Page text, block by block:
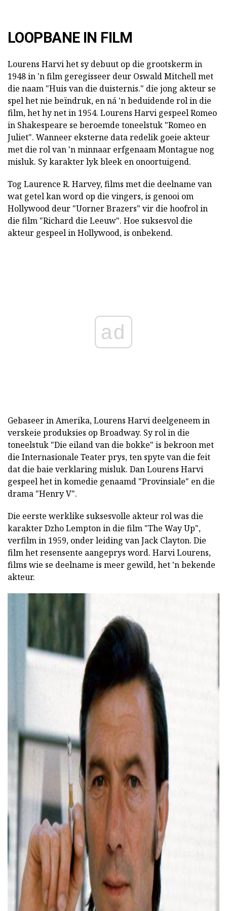
LOOPBANE IN FILM
Lourens Harvi het sy debuut op die grootskerm in
1948 in 'n film geregisseer deur Oswald Mitchell met
die naam "Huis van die duisternis." die jong akteur se
spel het nie beïndruk, en ná 'n beduidende rol in die
film, het hy net in 1954. Lourens Harvi gespeel Romeo
in Shakespeare se beroemde toneelstuk "Romeo en
Juliet". Wanneer eksterne data redelik goeie akteur
met die rol van 'n minnaar erfgenaam Montague nog
misluk. Sy karakter lyk bleek en onoortuigend.
Tog Laurence R. Harvey, films met die deelname van
wat getel kan word op die vingers, is genooi om
Hollywood deur "Uorner Brazers" vir die hoofrol in
die film "Richard die Leeuw". Hoe suksesvol die
akteur gespeel in Hollywood, is onbekend.
ad
Gebaseer in Amerika, Lourens Harvi deelgeneem in
verskeie produksies op Broadway. Sy rol in die
toneelstuk "Die eiland van die bokke" is bekroon met
die Internasionale Teater prys, ten spyte van die feit
dat die baie verklaring misluk. Dan Lourens Harvi
gespeel het in komedie genaamd "Provinsiale" en die
drama "Henry V".
Die eerste werklike suksesvolle akteur rol was die
karakter Dzho Lempton in die film "The Way Up",
verfilm in 1959, onder leiding van Jack Clayton. Die
film het resensente aangeprys word. Harvi Lourens,
films wie se deelname is meer gewild, het 'n bekende
akteur.